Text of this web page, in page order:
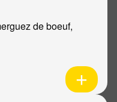
de boeuf,